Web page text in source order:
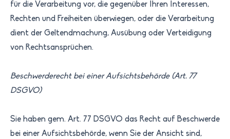
für die Verarbeitung vor, die gegenüber Ihren Interessen,
Rechten und Freiheiten überwiegen, oder die Verarbeitung
dient der Geltendmachung, Ausübung oder Verteidigung
von Rechtsansprüchen.
Beschwerderecht bei einer Aufsichtsbehörde (Art. 77
DSGVO)
Sie haben gem. Art. 77 DSGVO das Recht auf Beschwerde
bei einer Aufsichtsbehörde, wenn Sie der Ansicht sind,